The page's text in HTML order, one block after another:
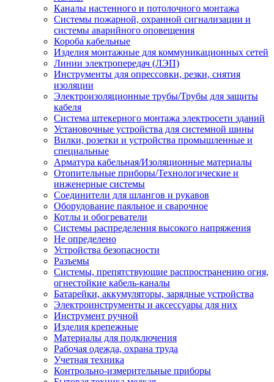
Каналы настенного и потолочного монтажа
Системы пожарной, охранной сигнализации и
системы аварийного оповещения
Короба кабельные
Изделия монтажные для коммуникационных сетей
Линии электропередач (ЛЭП)
Инструменты для опрессовки, резки, снятия
изоляции
Электроизоляционные трубы/Трубы для защиты
кабеля
Система штекерного монтажа электросети зданий
Установочные устройства для системной шины
Вилки, розетки и устройства промышленные и
специальные
Арматура кабельная/Изоляционные материалы
Отопительные приборы/Технологические и
инженерные системы
Соединители для шлангов и рукавов
Оборудование паяльное и сварочное
Котлы и обогреватели
Системы распределения высокого напряжения
Не определено
Устройства безопасности
Разъемы
Системы, препятствующие распространению огня,
огнестойкие кабель-каналы
Батарейки, аккумуляторы, зарядные устройства
Электроинструменты и аксессуары для них
Инструмент ручной
Изделия крепежные
Материалы для подключения
Рабочая одежда, охрана труда
Учетная техника
Контрольно-измерительные приборы